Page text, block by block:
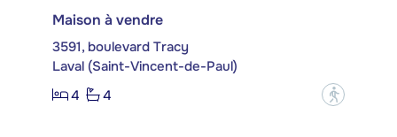
Maison à vendre
3591, boulevard Tracy
Laval (Saint-Vincent-de-Paul)
4
4 ?